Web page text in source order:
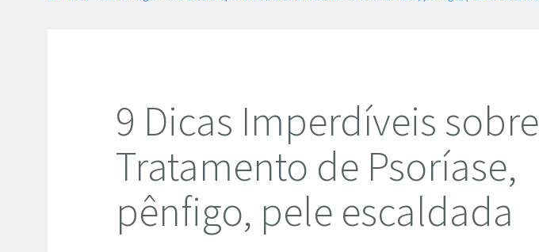
9 Dicas Imperdíveis sobre
Tratamento de Psoríase,
pênfigo, pele escaldada